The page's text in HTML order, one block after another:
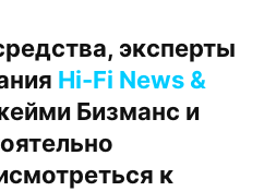
эксперты
Hi-Fi News &
Бизманс и
к